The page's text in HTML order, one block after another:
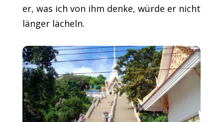
er, was ich von ihm denke, würde er nicht
länger lächeln.